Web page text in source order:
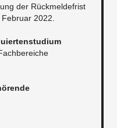
der Rückmeldefrist
2022.​